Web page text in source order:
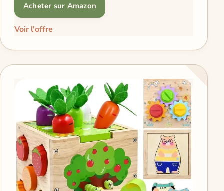
Acheter sur Amazon
Voir l'offre